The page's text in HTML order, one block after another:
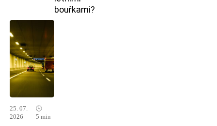
bouřkami?
25. 07.
2026
🕓
5 min